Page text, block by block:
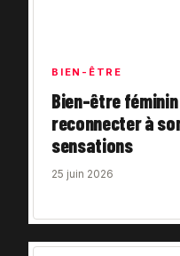
BIEN-ÊTRE
Bien-être
reconnecter à
sensations
25 juin 2026